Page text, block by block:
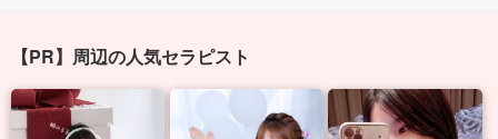
【PR】周辺の人気セラピスト